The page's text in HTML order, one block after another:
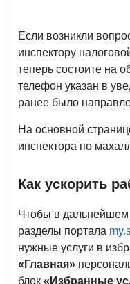
Если возникли
инспектору
теперь состоите на
телефон указан в
ранее было
На основной
инспектора по
Как ускорить
Чтобы в
разделы портала
нужные услуги в
«Главная»
блок «Избранные